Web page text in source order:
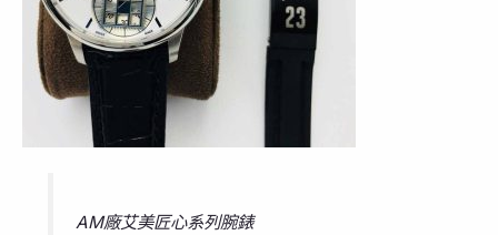
AM廠艾美匠心系列腕錶